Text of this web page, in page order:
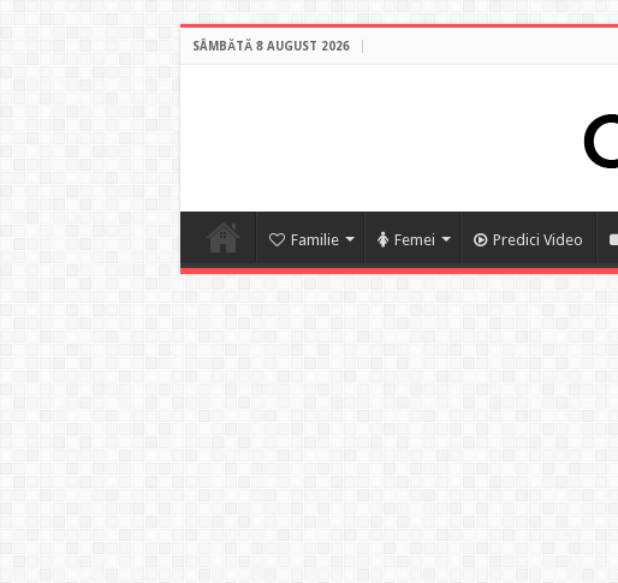
SÂMBĂTĂ 8 AUGUST 2026
Familie Femei Predici Video